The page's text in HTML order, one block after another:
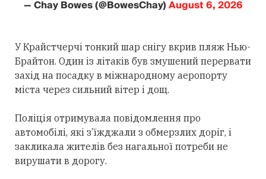
— Chay Bowes (@BowesChay)August 6, 2026
У Крайстчерчі тонкий шар снігу вкрив пляж Нью-
Брайтон. Один із літаків був змушений перервати
захід на посадку в міжнародному аеропорту
міста через сильний вітер і дощ.
Поліція отримувала повідомлення про
автомобілі, які з’їжджали з обмерзлих доріг, і
закликала жителів без нагальної потреби не
вирушати в дорогу.